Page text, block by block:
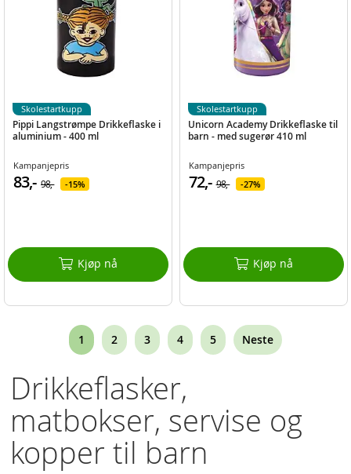
Pippi Langstrømpe Drikkeflaske i
aluminium - 400 ml
Kampanjepris
83,- 98,- 15%
Kjøp nå
Skolestartkupp
Unicorn Academy Drikkeflaske til
barn - med sugerør 410 ml
Kampanjepris
72,- 98,- 27%
Kjøp nå
Skolestartkupp
Page
You're
reading
page
1 Page
2 Page
3 Page
4 Page
5 Neste
Drikkeflasker,
matbokser, servise og
kopper til barn